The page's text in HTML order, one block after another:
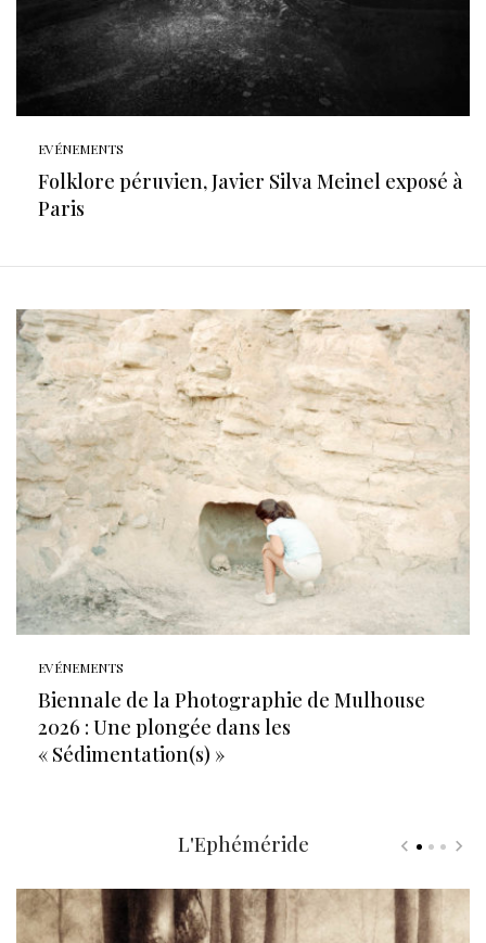
EVÉNEMENTS
Folklore péruvien, Javier Silva Meinel exposé à
Paris
EVÉNEMENTS
Biennale de la Photographie de Mulhouse
2026 : Une plongée dans les
« Sédimentation(s) »
L'Ephéméride